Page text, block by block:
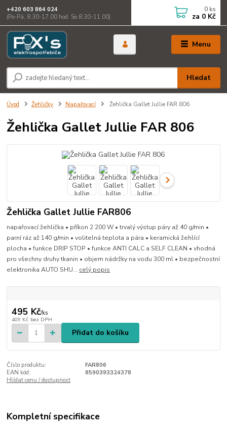
Menu
Hledat
+420 603 864 024
(Po-Pá, 8.30-17.00 hod. So 8.30-11.00)
0 ks
za 0 Kč
Úvod Žehličky Napařovací Žehlička Gallet Jullie FAR 806
Žehlička Gallet Jullie FAR 806
Žehlička Gallet Jullie FAR806
napařovací žehlička • příkon 2 200 W • trvalý výstup páry až 40 g/min •
parní ráz až 140 g/min • volitelná teplota a pára • keramická žehlící
plocha • funkce DRIP STOP • funkce ANTI CALC a SELF CLEAN • vhodná
pro všechny druhy tkanin • objem nádržky na vodu 300 ml • bezpečnostní
elektronika AUTO SHU... celý popis
495 Kč/ks
409 Kč bez DPH
Přidat do košíku
Číslo produktu:
FAR806
EAN kód:
8590393324378
Hlídat cenu / dostupnost
Kompletní specifikace